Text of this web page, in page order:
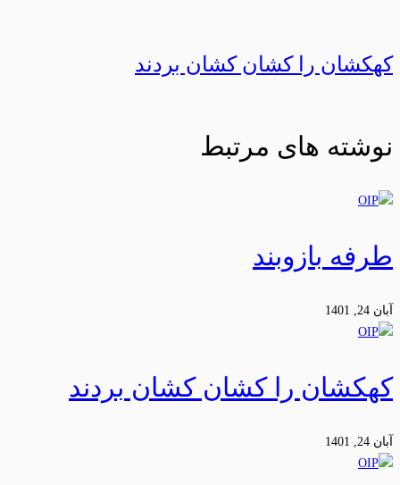
کهکشان را کشان کشان بردند
نوشته های مرتبط
طرفه بازوبند
آبان 24, 1401
کهکشان را کشان کشان بردند
آبان 24, 1401